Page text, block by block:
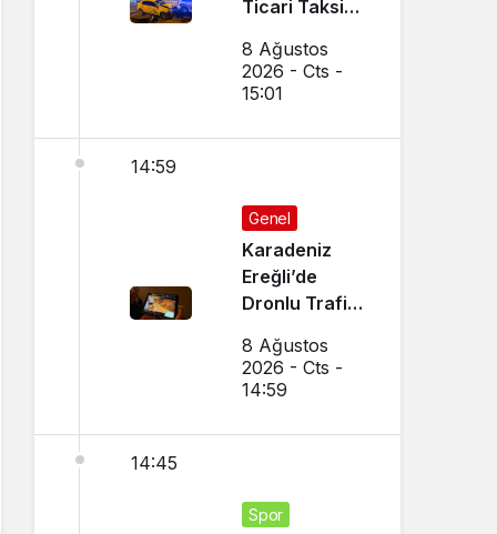
Ticari Taksi
Çarpıştı
8 Ağustos
2026 - Cts -
15:01
14:59
Genel
Karadeniz
Ereğli’de
Dronlu Trafik
Yapılıyor
8 Ağustos
2026 - Cts -
14:59
14:45
Spor